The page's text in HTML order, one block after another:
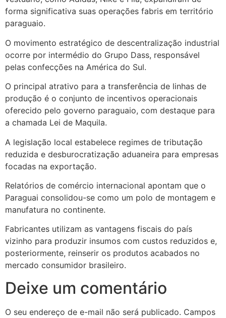
forma significativa suas operações fabris em território
paraguaio.
O movimento estratégico de descentralização industrial
ocorre por intermédio do Grupo Dass, responsável
pelas confecções na América do Sul.
O principal atrativo para a transferência de linhas de
produção é o conjunto de incentivos operacionais
oferecido pelo governo paraguaio, com destaque para
a chamada Lei de Maquila.
A legislação local estabelece regimes de tributação
reduzida e desburocratização aduaneira para empresas
focadas na exportação.
Relatórios de comércio internacional apontam que o
Paraguai consolidou-se como um polo de montagem e
manufatura no continente.
Fabricantes utilizam as vantagens fiscais do país
vizinho para produzir insumos com custos reduzidos e,
posteriormente, reinserir os produtos acabados no
mercado consumidor brasileiro.
Deixe um comentário
O seu endereço de e-mail não será publicado. Campos